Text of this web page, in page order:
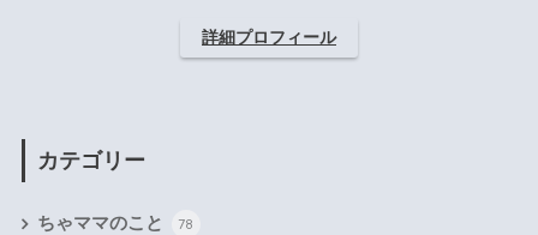
詳細プロフィール
カテゴリー
ちゃママのこと 78